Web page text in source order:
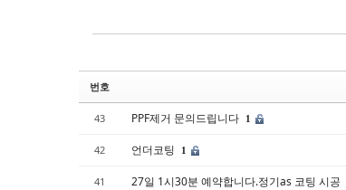
번호
43 PPF제거 문의드립니다 1
42 언더코팅 1
41 27일 1시30분 예약합니다.정기as 코팅 시공